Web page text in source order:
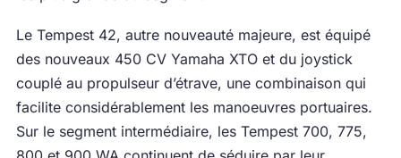
Le Tempest 42, autre nouveauté majeure, est équipé
des nouveaux 450 CV Yamaha XTO et du joystick
couplé au propulseur d’étrave, une combinaison qui
facilite considérablement les manoeuvres portuaires.
Sur le segment intermédiaire, les Tempest 700, 775,